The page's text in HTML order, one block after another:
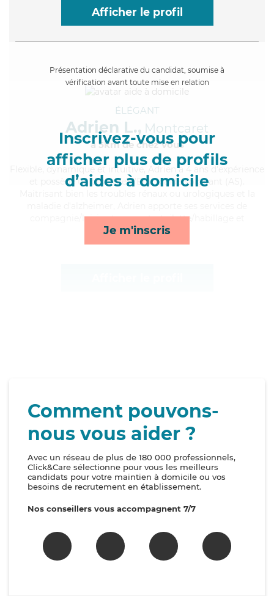
Afficher le profil
Présentation déclarative du candidat, soumise à
vérification avant toute mise en relation
Inscrivez-vous pour
afficher plus de profils
d’aides à domicile
Je m'inscris
ÉLÉGANT
Adrien L., Montcaret
à 5km de chez Vous
, dynamique et intuitive, Adrien a 4 ans d'expérience
et possède un diplôme d'Etat d'aide-soignant (AS).
compagnie/loisirs, transports, toilette/habillage et
courses/livraison*
Comment pouvons-
nous vous aider ?
Avec un réseau de plus de 180 000 professionnels,
Click&Care sélectionne pour vous les meilleurs
candidats pour votre maintien à domicile ou vos
besoins de recrutement en établissement.
Nos conseillers vous accompagnent 7/7